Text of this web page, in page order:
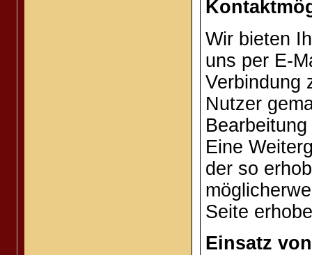
Wir bieten
uns per E-
Verbindung
Nutzer
Eine
der so
Seite
Einsatz